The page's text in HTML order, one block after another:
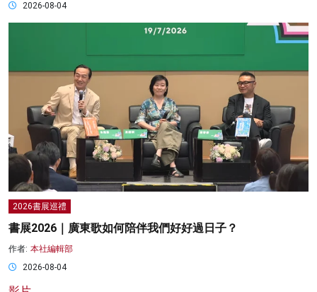
2026-08-04
2026書展巡禮
書展2026｜廣東歌如何陪伴我們好好過日子？
作者: 本社編輯部
2026-08-04